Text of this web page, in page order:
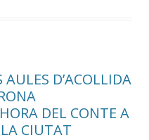
AULES D’ACOLLIDA
DEL CONTE A
CIUTAT